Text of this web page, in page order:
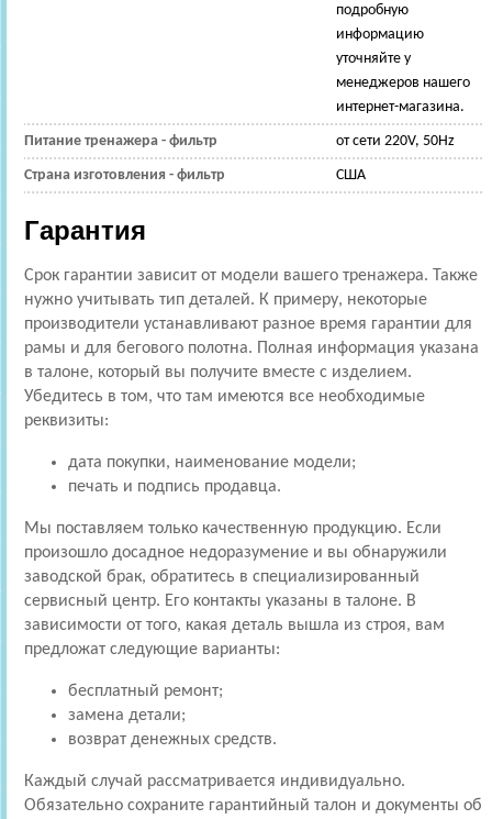
подробную
информацию
уточняйте у
менеджеров нашего
интернет-магазина.
Питание тренажера - фильтр от сети 220V, 50Hz
Страна изготовления - фильтр США
Гарантия
Срок гарантии зависит от модели вашего тренажера. Также
нужно учитывать тип деталей. К примеру, некоторые
производители устанавливают разное время гарантии для
рамы и для бегового полотна. Полная информация указана
в талоне, который вы получите вместе с изделием.
Убедитесь в том, что там имеются все необходимые
реквизиты:
дата покупки, наименование модели;
печать и подпись продавца.
Мы поставляем только качественную продукцию. Если
произошло досадное недоразумение и вы обнаружили
заводской брак, обратитесь в специализированный
сервисный центр. Его контакты указаны в талоне. В
зависимости от того, какая деталь вышла из строя, вам
предложат следующие варианты:
бесплатный ремонт;
замена детали;
возврат денежных средств.
Каждый случай рассматривается индивидуально.
Обязательно сохраните гарантийный талон и документы об